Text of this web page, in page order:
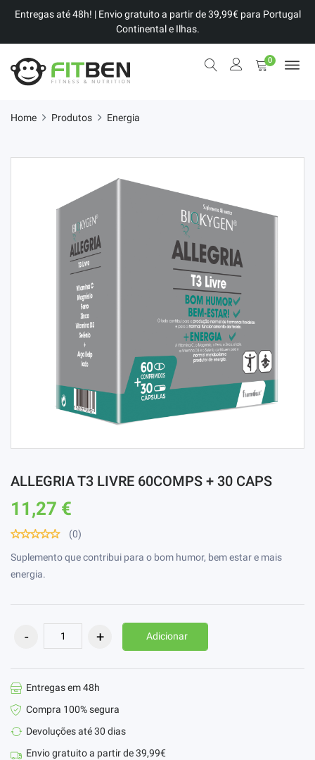
Entregas até 48h! | Envio gratuito a partir de 39,99€ para Portugal
Continental e Ilhas.
0
Home Produtos Energia
ALLEGRIA T3 LIVRE 60COMPS + 30 CAPS
11,27 €
(0)
Suplemento que contribui para o bom humor, bem estar e mais
energia.
Adicionar
Entregas em 48h
Compra 100% segura
Devoluções até 30 dias
Envio gratuito a partir de 39,99€